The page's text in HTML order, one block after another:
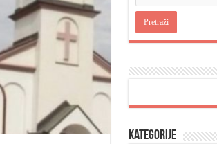
Kategorije